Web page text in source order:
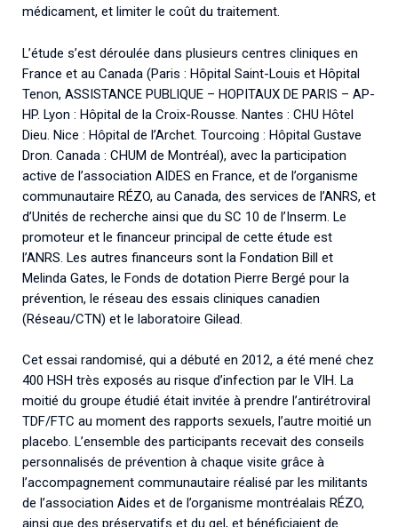
médicament, et limiter le coût du traitement.
L’étude s’est déroulée dans plusieurs centres cliniques en
France et au Canada (Paris : Hôpital Saint-Louis et Hôpital
Tenon, ASSISTANCE PUBLIQUE – HOPITAUX DE PARIS – AP-
HP. Lyon : Hôpital de la Croix-Rousse. Nantes : CHU Hôtel
Dieu. Nice : Hôpital de l’Archet. Tourcoing : Hôpital Gustave
Dron. Canada : CHUM de Montréal), avec la participation
active de l’association AIDES en France, et de l’organisme
communautaire RÉZO, au Canada, des services de l’ANRS, et
d’Unités de recherche ainsi que du SC 10 de l’Inserm. Le
promoteur et le financeur principal de cette étude est
l’ANRS. Les autres financeurs sont la Fondation Bill et
Melinda Gates, le Fonds de dotation Pierre Bergé pour la
prévention, le réseau des essais cliniques canadien
(Réseau/CTN) et le laboratoire Gilead.
Cet essai randomisé, qui a débuté en 2012, a été mené chez
400 HSH très exposés au risque d’infection par le VIH. La
moitié du groupe étudié était invitée à prendre l’antirétroviral
TDF/FTC au moment des rapports sexuels, l’autre moitié un
placebo. L’ensemble des participants recevait des conseils
personnalisés de prévention à chaque visite grâce à
l’accompagnement communautaire réalisé par les militants
de l’association Aides et de l’organisme montréalais RÉZO,
ainsi que des préservatifs et du gel, et bénéficiaient de